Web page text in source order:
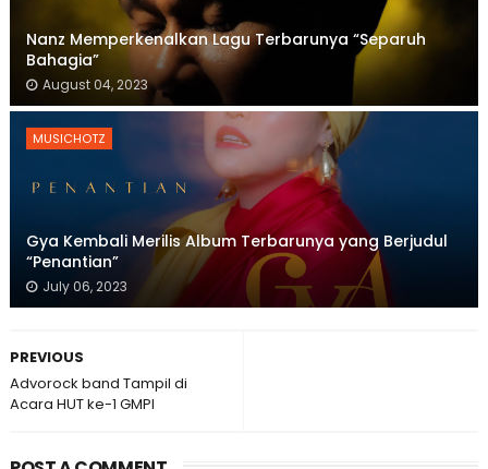
Nanz Memperkenalkan Lagu Terbarunya “Separuh
Bahagia”
August 04, 2023
MUSICHOTZ
Gya Kembali Merilis Album Terbarunya yang Berjudul
“Penantian”
July 06, 2023
PREVIOUS
Advorock band Tampil di
Acara HUT ke-1 GMPI